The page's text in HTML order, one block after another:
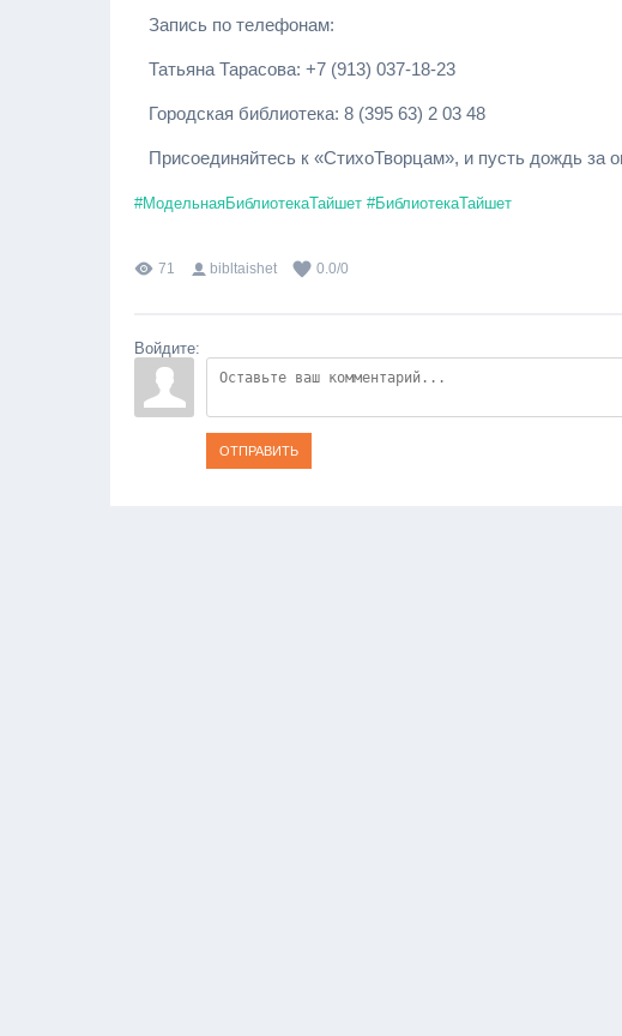
Запись по телефонам:
Татьяна Тарасова: +7 (913) 037-18-23
Городская библиотека: 8 (395 63) 2 03 48
Присоединяйтесь к «СтихоТворцам», и пусть дождь за
#МодельнаяБиблиотекаТайшет #БиблиотекаТайшет
71 bibltaishet 0.0/0
Войдите:
ОТПРАВИТЬ